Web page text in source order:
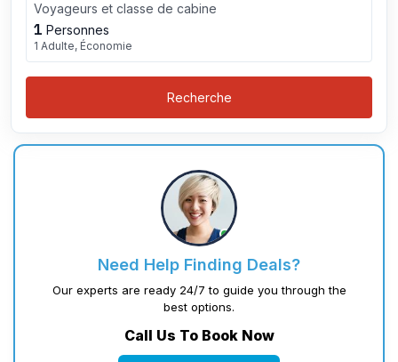
Voyageurs et classe de cabine
1 Personnes
1 Adulte, Économie
Recherche
Need Help Finding Deals?
Our experts are ready 24/7 to guide you through the
best options.
Call Us To Book Now